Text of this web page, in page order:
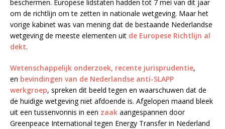
beschermen. Europese lidstaten hadden tot 7 mei van dit jaar
om de richtlijn om te zetten in nationale wetgeving. Maar het
vorige kabinet was van mening dat de bestaande Nederlandse
wetgeving de meeste elementen uit de Europese Richtlijn al
dekt.
Wetenschappelijk onderzoek, recente jurisprudentie,
en bevindingen van de Nederlandse anti-SLAPP
werkgroep, spreken dit beeld tegen en waarschuwen dat de
de huidige wetgeving niet afdoende is. Afgelopen maand bleek
uit een tussenvonnis in een zaak aangespannen door
Greenpeace International tegen Energy Transfer in Nederland